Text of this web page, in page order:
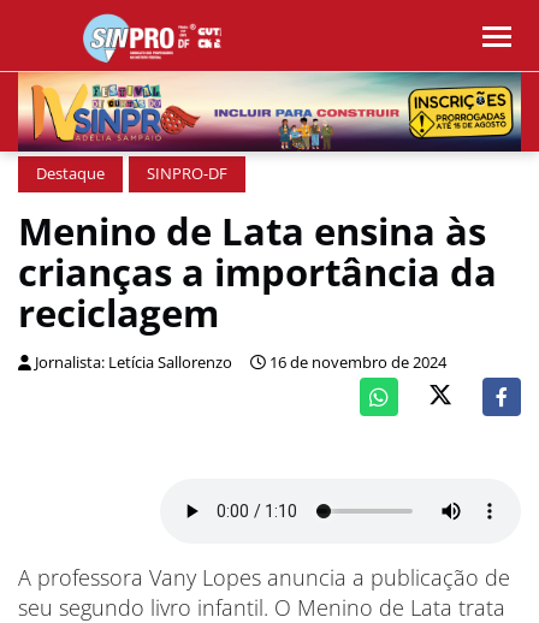
Destaque SINPRO-DF
Menino de Lata ensina às
crianças a importância da
reciclagem
Jornalista: Letícia Sallorenzo 16 de novembro de 2024
A professora Vany Lopes anuncia a publicação de
seu segundo livro infantil. O Menino de Lata trata